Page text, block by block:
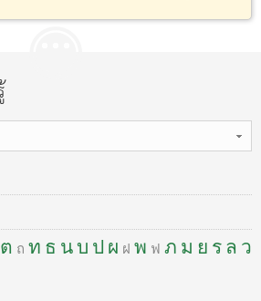
ต ถ ท ธ นบ ป ผ ฝ พ ฟ ภ ม ย ร ล ว